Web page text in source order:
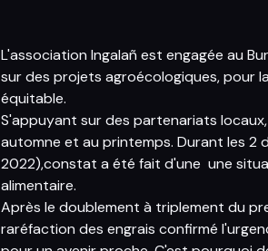
L'association Ingalañ est engagée au
sur des projets agroécologiques, pour
équitable.
S'appuyant sur des partenariats
automne et au printemps. Durant les 2
2022),constat a été fait d'une une
alimentaire.
Après le doublement à triplement du
raréfaction des engrais confirmé